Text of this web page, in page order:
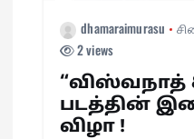
dhamaraimurasu
2 views
“விஸ்வநாத்
படத்தின்
விழா !